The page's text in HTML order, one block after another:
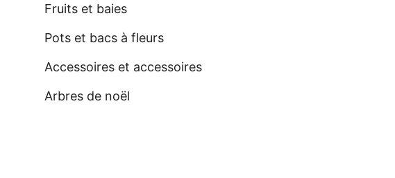
Fruits et baies
Pots et bacs à fleurs
Accessoires et accessoires
Arbres de noël